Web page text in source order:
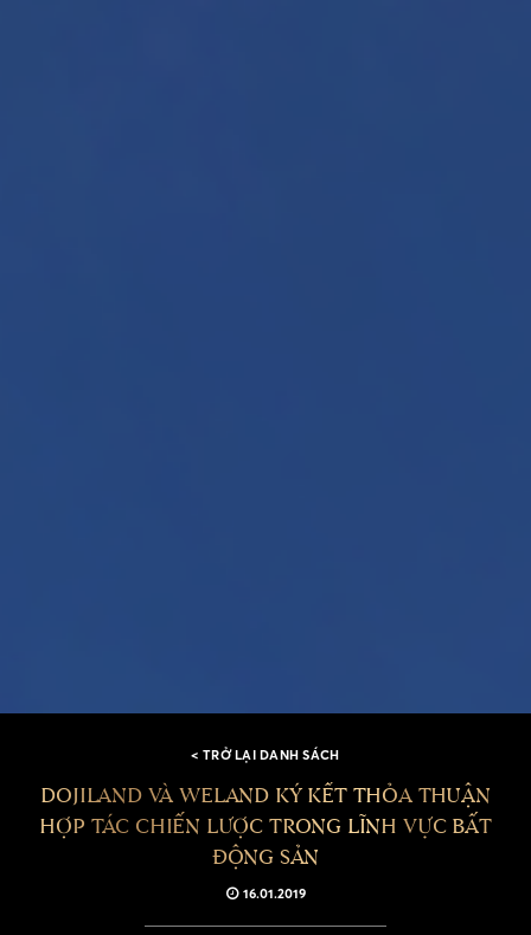
< TRỞ LẠI DANH SÁCH
DOJILAND VÀ WELAND KÝ KẾT THỎA THUẬN
HỢP TÁC CHIẾN LƯỢC TRONG LĨNH VỰC BẤT
ĐỘNG SẢN
16.01.2019